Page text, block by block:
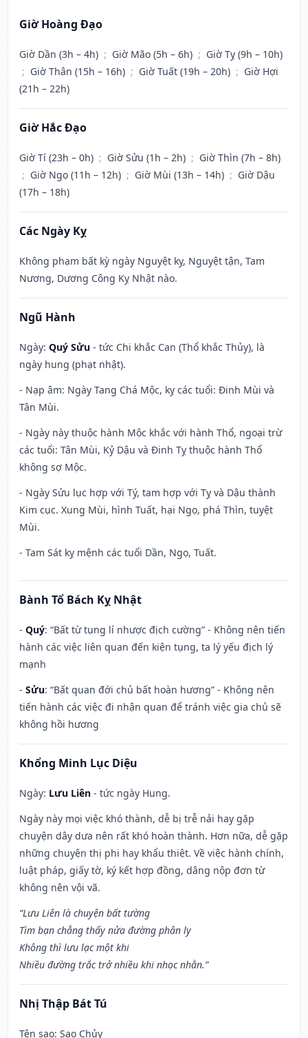
Giờ Hoàng Đạo
Giờ Dần (3h – 4h) ; Giờ Mão (5h – 6h) ; Giờ Tỵ (9h – 10h)
; Giờ Thân (15h – 16h) ; Giờ Tuất (19h – 20h) ; Giờ Hợi
(21h – 22h)
Giờ Hắc Đạo
Giờ Tí (23h – 0h) ; Giờ Sửu (1h – 2h) ; Giờ Thìn (7h – 8h)
; Giờ Ngọ (11h – 12h) ; Giờ Mùi (13h – 14h) ; Giờ Dậu
(17h – 18h)
Các Ngày Kỵ
Không phạm bất kỳ ngày Nguyệt kỵ, Nguyệt tận, Tam
Nương, Dương Công Kỵ Nhật nào.
Ngũ Hành
Ngày: Quý Sửu - tức Chi khắc Can (Thổ khắc Thủy), là
ngày hung (phạt nhật).
- Nạp âm: Ngày Tang Chá Mộc, kỵ các tuổi: Đinh Mùi và
Tân Mùi.
- Ngày này thuộc hành Mộc khắc với hành Thổ, ngoại trừ
các tuổi: Tân Mùi, Kỷ Dậu và Đinh Tỵ thuộc hành Thổ
không sợ Mộc.
- Ngày Sửu lục hợp với Tý, tam hợp với Tỵ và Dậu thành
Kim cục. Xung Mùi, hình Tuất, hại Ngọ, phá Thìn, tuyệt
Mùi.
- Tam Sát kỵ mệnh các tuổi Dần, Ngọ, Tuất.
Bành Tổ Bách Kỵ Nhật
- Quý: “Bất từ tụng lí nhược địch cường” - Không nên tiến
hành các việc liên quan đến kiện tụng, ta lý yếu địch lý
mạnh
- Sửu: “Bất quan đới chủ bất hoàn hương” - Không nên
tiến hành các việc đi nhận quan để tránh việc gia chủ sẽ
không hồi hương
Khổng Minh Lục Diệu
Ngày: Lưu Liên - tức ngày Hung.
Ngày này mọi việc khó thành, dễ bị trễ nải hay gặp
chuyện dây dưa nên rất khó hoàn thành. Hơn nữa, dễ gặp
những chuyện thị phi hay khẩu thiệt. Về việc hành chính,
luật pháp, giấy tờ, ký kết hợp đồng, dâng nộp đơn từ
không nên vội vã.
“Lưu Liên là chuyện bất tường
Tìm bạn chẳng thấy nửa đường phân ly
Không thì lưu lạc một khi
Nhiều đường trắc trở nhiều khi nhọc nhằn.”
Nhị Thập Bát Tú
Tên sao: Sao Chủy